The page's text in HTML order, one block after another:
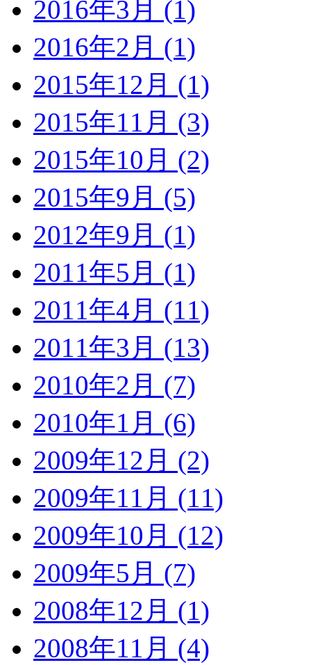
2016年3月 (1)
2016年2月 (1)
2015年12月 (1)
2015年11月 (3)
2015年10月 (2)
2015年9月 (5)
2012年9月 (1)
2011年5月 (1)
2011年4月 (11)
2011年3月 (13)
2010年2月 (7)
2010年1月 (6)
2009年12月 (2)
2009年11月 (11)
2009年10月 (12)
2009年5月 (7)
2008年12月 (1)
2008年11月 (4)